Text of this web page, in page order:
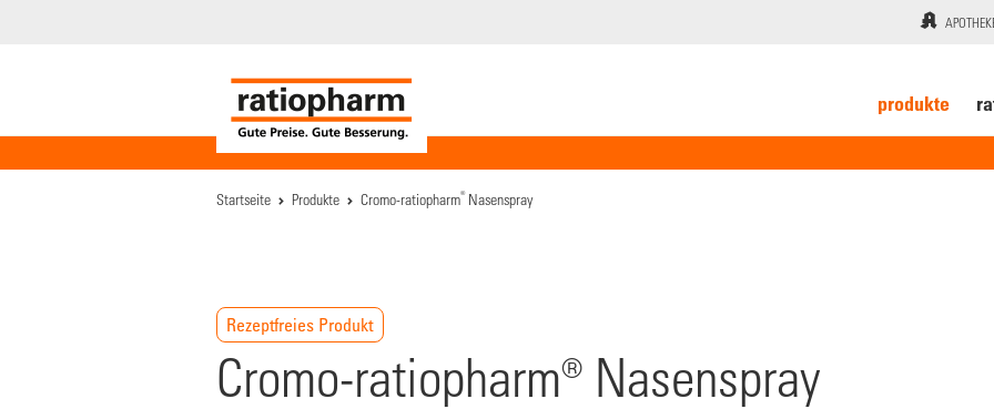
produkte
Startseite Produkte Cromo-ratiopharm®Nasenspray
Rezeptfreies Produkt
Cromo-ratiopharm® Nasenspray